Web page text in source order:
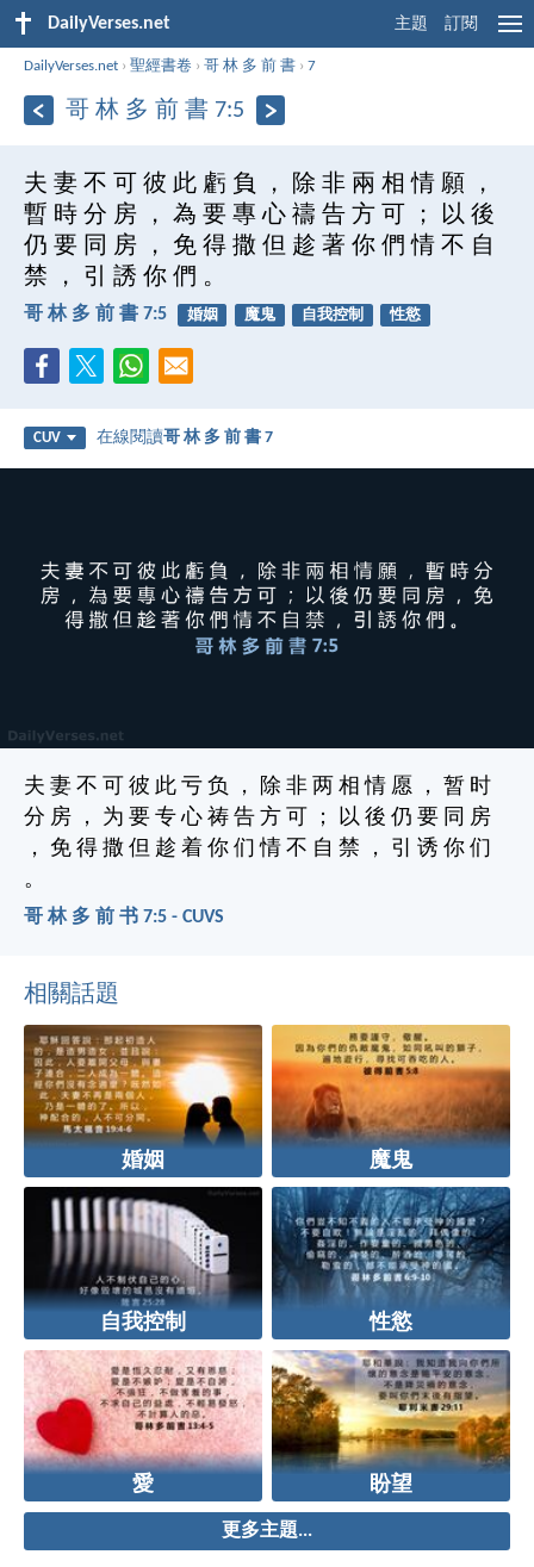
DailyVerses.net 主題 訂閱
DailyVerses.net ›聖經書卷 ›哥 林 多 前 書 ›7
哥 林 多 前 書 7:5
夫 妻 不 可 彼 此 虧 負 ， 除 非 兩 相 情 願 ，
暫 時 分 房 ， 為 要 專 心 禱 告 方 可 ； 以 後
仍 要 同 房 ， 免 得 撒 但 趁 著 你 們 情 不 自
禁 ， 引 誘 你 們 。
哥 林 多 前 書 7:5 婚姻 魔鬼 自我控制 性慾
CUV 在線閱讀哥 林 多 前 書 7
夫 妻 不 可 彼 此 亏 负 ， 除 非 两 相 情 愿 ， 暂 时
分 房 ， 为 要 专 心 祷 告 方 可 ； 以 後 仍 要 同 房
， 免 得 撒 但 趁 着 你 们 情 不 自 禁 ， 引 诱 你 们
。
哥 林 多 前 书 7:5 - CUVS
相關話題
婚姻 魔鬼
自我控制 性慾
愛 盼望
更多主題...